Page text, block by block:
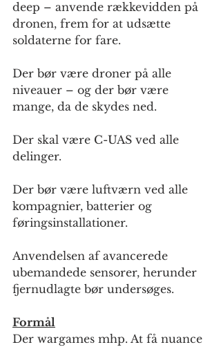
deep – anvende rækkevidden på
dronen, frem for at udsætte
soldaterne for fare.
Der bør være droner på alle
niveauer – og der bør være
mange, da de skydes ned.
Der skal være C-UAS ved alle
delinger.
Der bør være luftværn ved alle
kompagnier, batterier og
føringsinstallationer.
Anvendelsen af avancerede
ubemandede sensorer, herunder
fjernudlagte bør undersøges.
Formål
Der wargames mhp. At få nuance